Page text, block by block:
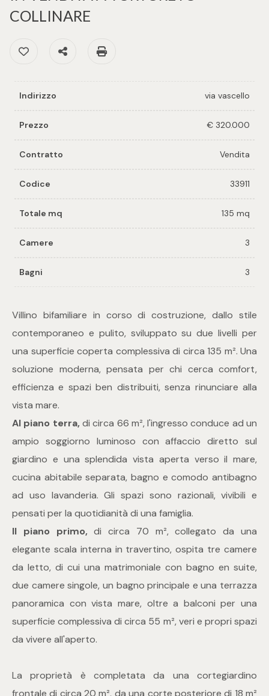
COLLINARE
Preferiti: Cod. 33911
Condividi
Indirizzo via vascello
Prezzo € 320.000
Contratto Vendita
Codice 33911
Totale mq 135 mq
Camere 3
Bagni 3
Villino bifamiliare in corso di costruzione, dallo stile
contemporaneo e pulito, sviluppato su due livelli per
una superficie coperta complessiva di circa 135 m². Una
soluzione moderna, pensata per chi cerca comfort,
efficienza e spazi ben distribuiti, senza rinunciare alla
vista mare.
Al piano terra, di circa 66 m², l'ingresso conduce ad un
ampio soggiorno luminoso con affaccio diretto sul
giardino e una splendida vista aperta verso il mare,
cucina abitabile separata, bagno e comodo antibagno
ad uso lavanderia. Gli spazi sono razionali, vivibili e
pensati per la quotidianità di una famiglia.
Il piano primo, di circa 70 m², collegato da una
elegante scala interna in travertino, ospita tre camere
da letto, di cui una matrimoniale con bagno en suite,
due camere singole, un bagno principale e una terrazza
panoramica con vista mare, oltre a balconi per una
superficie complessiva di circa 55 m², veri e propri spazi
da vivere all'aperto.
La proprietà è completata da una cortegiardino
frontale di circa 20 m², da una corte posteriore di 18 m²
per voi
Richiedi
un
vendi il
immobile
Contattaci
-
Residenziali
Industriali
Terreni
Prezzo
Totale
mq
Qualsiasi